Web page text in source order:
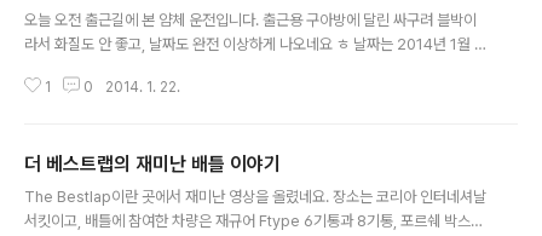
오늘 오전 출근길에 본 얌체 운전입니다. 출근용 구아방에 달린 싸구려 블박이
라서 화질도 안 좋고, 날짜도 완전 이상하게 나오네요 ㅎ 날짜는 2014년 1월 2
위 차로인데 하위 차선이 조금 넓고, 우회전 하는 차량을 위해서 직진 차량하는
니 나타나더니, 제 앞으로 오네요. 저때 드는 생각이, "아 중간에 어디 골목에서
나왔는데, 직진 차선에 끼여들지 못해서 여기까지 왔나보다" 였습니다. 그리고
서는 그냥 제 갈길을 갔죠. 그런데 이번에 다시 만나게 됬네요. 뭐 어째든 1차선..
1 0 2014. 1. 22.
더 베스트랩의 재미난 배틀 이야기
The Bestlap이란 곳에서 재미난 영상을 올렸네요. 장소는 코리아 인터네셔날
서킷이고, 배틀에 참여한 차량은 재규어 Ftype 6기통과 8기통, 포르쉐 박스터